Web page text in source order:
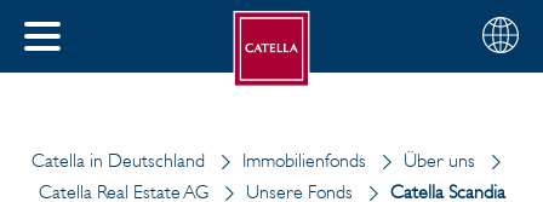
SCHLIESSEN
Wählen
Sie
Deutsch
Catella in Deutschland Immobilienfonds
Über uns
Catella Real Estate AG
Unsere Fonds
Catella Scandia